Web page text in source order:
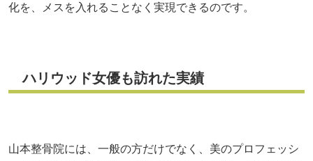
化を、メスを入れることなく実現できるのです。
ハリウッド女優も訪れた実績
山本整骨院には、一般の方だけでなく、美のプロフェッシ